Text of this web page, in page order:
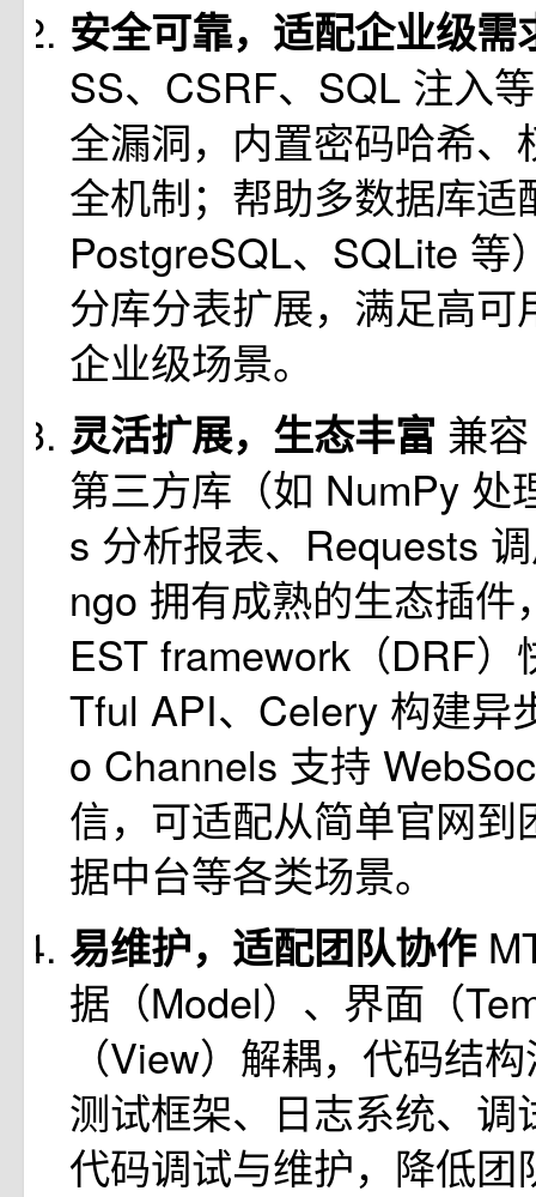
安全可靠，适配企业级
SS、CSRF、SQL 注入
全漏洞，内置密码哈希、
全机制；帮助多数据库适
PostgreSQL、SQLite 等
分库分表扩展，满足高可
企业级场景。
灵活扩展，生态丰富 兼
第三方库（如 NumPy 处
s 分析报表、Requests
ngo 拥有成熟的生态插件
EST framework（DRF）
Tful API、Celery 构建异
o Channels 支持
信，可适配从简单官网到
据中台等各类场景。
易维护，适配团队协作
据（Model）、界面（
（View）解耦，代码结
测试框架、日志系统、调
代码调试与维护，降低团